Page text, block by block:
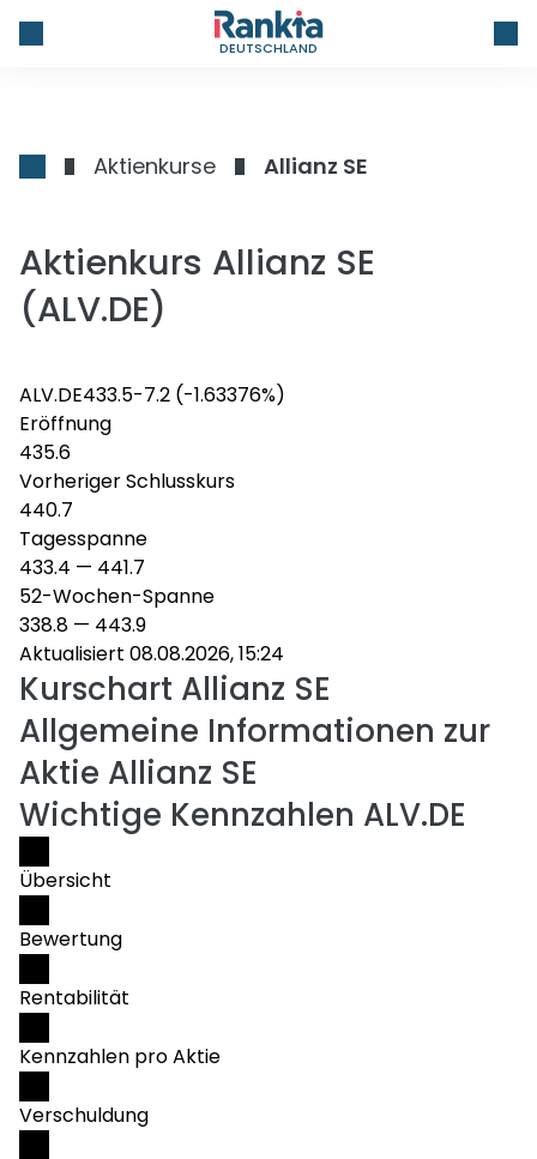
DEUTSCHLAND
Aktienkurse Allianz SE
Aktienkurs Allianz SE
(ALV.DE)
ALV.DE433.5-7.2 (-1.63376%)
Eröffnung
435.6
Vorheriger Schlusskurs
440.7
Tagesspanne
433.4 — 441.7
52-Wochen-Spanne
338.8 — 443.9
Aktualisiert 08.08.2026, 15:24
Kurschart Allianz SE
Allgemeine Informationen zur
Aktie Allianz SE
Wichtige Kennzahlen ALV.DE
Übersicht
Bewertung
Rentabilität
Kennzahlen pro Aktie
Verschuldung